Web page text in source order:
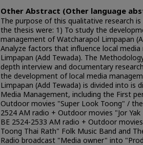
Other Abstract (Other language
The purpose of this qualitative research
the thesis were: 1) To study the
management of Watcharapol Limpapan
Analyze factors that influence local
Limpapan (Add Tewada). The
depth interview and documentary
the development of local media
Limpapan (Add Tewada) is divided into is
Media Management, including the First
Outdoor movies "Super Look Toong" /
2524 AM radio + Outdoor movies "Jor
BE 2524-2533 AM radio + Outdoor
Toong Thai Rath" Folk Music Band and
Radio broadcast "Media owner" into